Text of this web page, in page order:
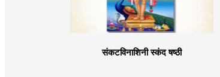
संकटविनाशिनी स्कंद षष्ठी